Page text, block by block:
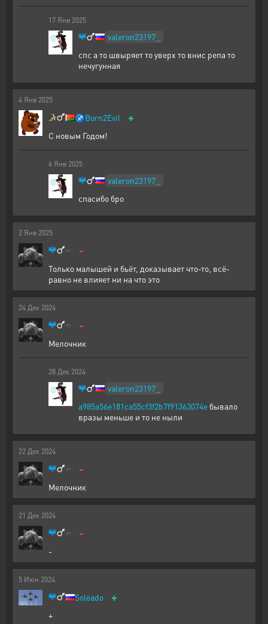
17 Янв 2025
valeron23197_
спс а то швыряет то уверх то внис репа то
нечугунная
4 Янв 2025
♐Born2Evil +
С новым Годом!
6 Янв 2025
valeron23197_
спасибо бро
2 Янв 2025
-
Только малышей и бьёт, доказывает что-то, всё-
равно не влияет ни на что это
24 Дек 2024
-
Мелочник
28 Дек 2024
valeron23197_
a985a56e181ca55cf3f2b7f91363074e бывало
вразы меньше и то не ныли
22 Дек 2024
-
Мелочник
21 Дек 2024
-
-
5 Июн 2024
Soleado +
+